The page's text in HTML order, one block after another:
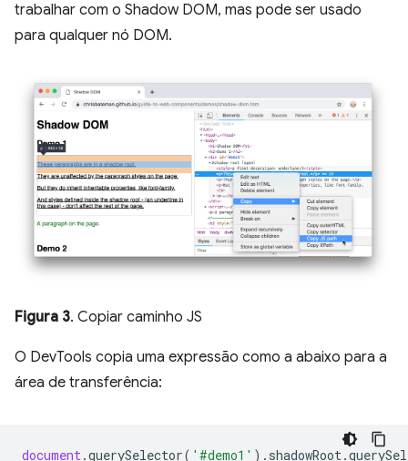
trabalhar com o Shadow DOM, mas pode ser usado
para qualquer nó DOM.
Figura 3. Copiar caminho JS
O DevTools copia uma expressão como a abaixo para a
área de transferência:
document.querySelector( '#demo1' ). shadowRoot.